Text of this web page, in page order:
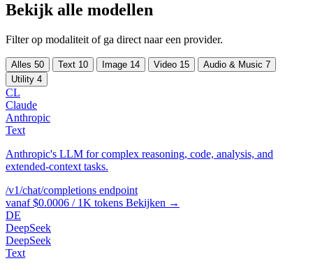
Bekijk alle modellen
Filter op modaliteit of ga direct naar een provider.
Alles 50 Text 10 Image 14 Video 15 Audio & Music 7
Utility 4
CL
Claude
Anthropic
Text
Anthropic's LLM for complex reasoning, code, analysis, and
extended-context tasks.
/v1/chat/completions endpoint
vanaf $0.0006 / 1K tokens Bekijken →
DE
DeepSeek
DeepSeek
Text